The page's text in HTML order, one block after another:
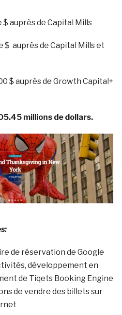
$ auprès de Capital Mills
$ auprès de Capital Mills et
$ auprès de Growth Capital+
millions de dollars.
de réservation de Google
développement en
de Tiqets Booking Engine
de vendre des billets sur